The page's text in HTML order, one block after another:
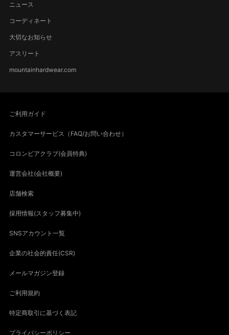
ニュース
コーディネート
大切なお知らせ
アスリート
mountainhardwear.com
ご利用ガイド
カスタマーサービス（FAQ/お問い合わせ）
コロンビアクラブ(会員特典)
運営会社(会社概要)
店舗検索
採用情報(スタッフ募集中)
SNSアカウント一覧
企業の社会的責任(CSR)
メールマガジン登録
ご利用規約
特定商取引に基づく表記
プライバシーポリシー